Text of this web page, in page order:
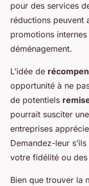
pour des services
réductions peuvent
promotions
déménagement.
L’idée de
opportunité à ne
de potentiels
pourrait susciter
entreprises
Demandez-leur
votre fidélité ou
Bien que trouver la